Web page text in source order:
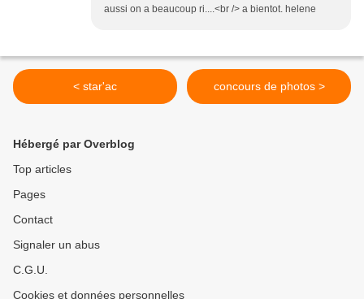
aussi on a beaucoup ri....<br /> a bientot. helene
< star'ac concours de photos >
Hébergé par Overblog
Top articles
Pages
Contact
Signaler un abus
C.G.U.
Cookies et données personnelles